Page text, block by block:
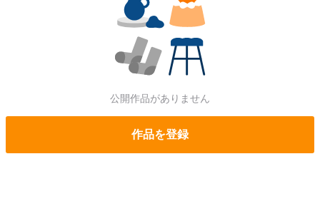
公開作品がありません
作品を登録